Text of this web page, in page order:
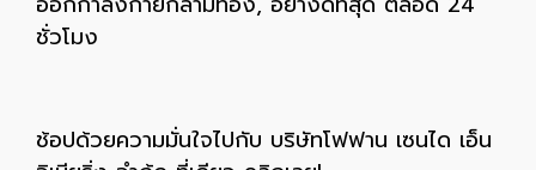
ชั่วโมง
ช้อปด้วยความมั่นใจไปกับ บริษัทโฟฟาน เซนได เอ็น